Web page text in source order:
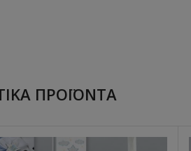
ΠΡΟΪΌΝΤΑ